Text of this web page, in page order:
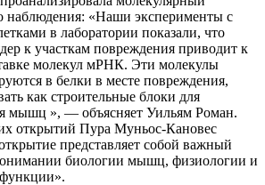
наблюдения: «Наши эксперименты с
в лаборатории показали, что
к участкам повреждения приводит к
молекул мРНК. Эти молекулы
в белки в месте повреждения,
как строительные блоки для
мышц », — объясняет Уильям Роман.
открытий Пура Муньос-Кановес
представляет собой важный
биологии мышц, физиологии и